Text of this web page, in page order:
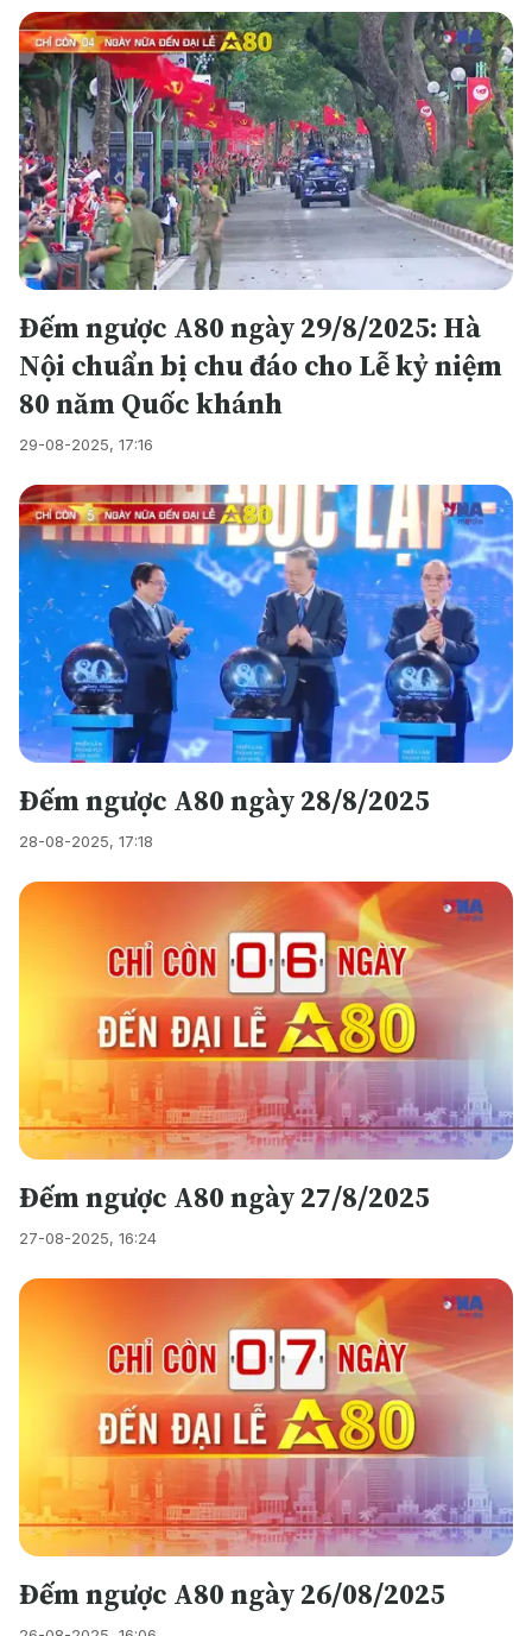
Đếm ngược A80 ngày 29/8/2025: Hà
Nội chuẩn bị chu đáo cho Lễ kỷ niệm
80 năm Quốc khánh
29-08-2025, 17:16
Đếm ngược A80 ngày 28/8/2025
28-08-2025, 17:18
Đếm ngược A80 ngày 27/8/2025
27-08-2025, 16:24
Đếm ngược A80 ngày 26/08/2025